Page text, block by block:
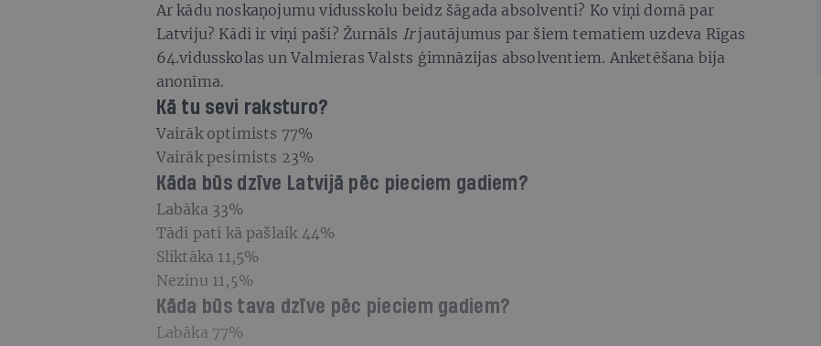
Ar kādu noskaņojumu vidusskolu beidz šāgada absolventi? Ko viņi domā par
Latviju? Kādi ir viņi paši? Žurnāls Irjautājumus par šiem tematiem uzdeva Rīgas
64.vidusskolas un Valmieras Valsts ģimnāzijas absolventiem. Anketēšana bija
anonīma.
Kā tu sevi raksturo?
Vairāk optimists 77%
Vairāk pesimists 23%
Kāda būs dzīve Latvijā pēc pieciem gadiem?
Labāka 33%
Tādi pati kā pašlaik 44%
Sliktāka 11,5%
Nezinu 11,5%
Kāda būs tava dzīve pēc pieciem gadiem?
Labāka 77%